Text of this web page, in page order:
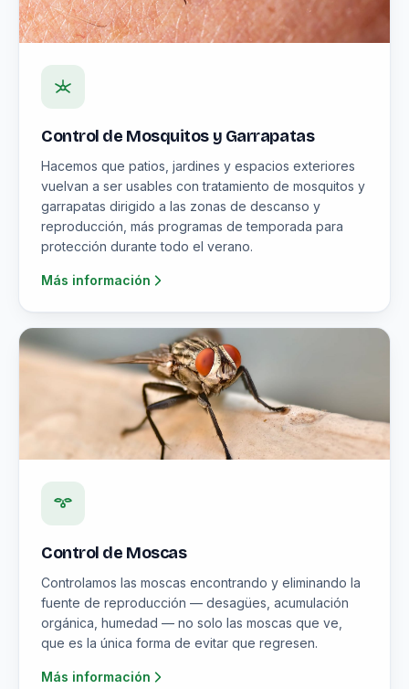
Control de Mosquitos y Garrapatas
Hacemos que patios, jardines y espacios exteriores
vuelvan a ser usables con tratamiento de mosquitos y
garrapatas dirigido a las zonas de descanso y
reproducción, más programas de temporada para
protección durante todo el verano.
Más información
Control de Moscas
Controlamos las moscas encontrando y eliminando la
fuente de reproducción — desagües, acumulación
orgánica, humedad — no solo las moscas que ve,
que es la única forma de evitar que regresen.
Más información